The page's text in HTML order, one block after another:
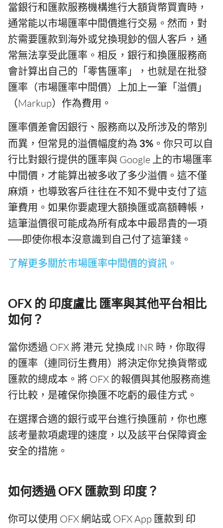
當銀行和匯款服務機構進行大額貨幣買賣時，
通常能以市場匯率中間價進行交易。然而，對
於需要匯款到海外或兌換現鈔的個人客戶，通
常無法享受此匯率。相反，銀行和換匯服務商
會計算出自己的「零售匯率」，也就是在批發
匯率（市場匯率中間價）上加上一筆「溢價」
（Markup）作為費用。
匯率價差會因銀行、服務商以及所涉及的幣別
而異，但常見的溢價幅度約為 3% 。你只可以自
行比對銀行提供的匯率與 Google 上的市場匯率
中間價，才能算出被多收了多少溢價。這不僅
麻煩，也導致客戶往往在不知不覺中支付了這
筆費用。如果你要處理大額換匯或高額轉帳，
這筆溢價很可能成為所有成本中最昂貴的一項
──即使你根本沒意識到自己付了這筆錢。
了解更多關於市場匯率中間價的資訊。
OFX 的 印度盧比 匯率與其他平台相比
如何？
當你透過 OFX 將 港元 兌換成 INR 時，你取得
的匯率（連同衍生費用）將決定你兌換貨幣或
匯款的總成本。將 OFX 的報價與其他服務商進
行比較，是確保你換匯不吃虧的最佳方式。
在選擇合適的銀行或平台進行換匯前，你也應
該考量款項處理的速度，以及該平台保障資金
安全的措施。
如何透過 OFX 匯款到 印度？
你可以使用 OFX 網站或 OFX App 匯款到 印